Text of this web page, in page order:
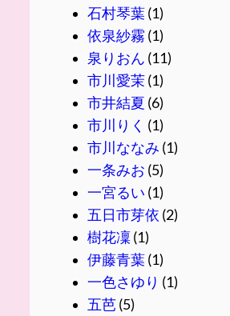
石村琴葉(1)
依泉紗霧 (1)
泉りおん (11)
市川愛茉(1)
市井結夏 (6)
市川りく (1)
市川ななみ (1)
一条みお (5)
一宮るい (1)
五日市芽依 (2)
樹花凜(1)
伊藤青葉(1)
一色さゆり (1)
五芭(5)